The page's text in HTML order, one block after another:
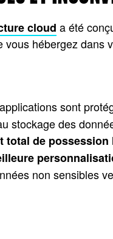
cloud a été
hébergez dans
sont
stockage des
total de possession
non sensibles